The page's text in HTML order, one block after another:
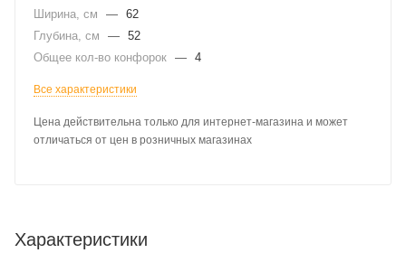
Ширина, см
— 62
Глубина, см
— 52
Общее кол-во конфорок — 4
Все характеристики
Цена действительна только для интернет-магазина и может
отличаться от цен в розничных магазинах
Характеристики